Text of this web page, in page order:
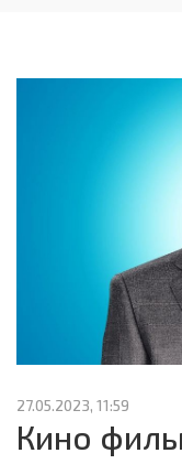
27.05.2023, 11:59
Кино